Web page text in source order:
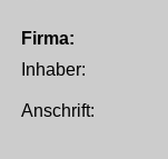
Firma:
Inhaber:
Anschrift: